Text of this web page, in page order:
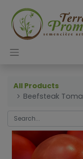
All Products
Beefsteak